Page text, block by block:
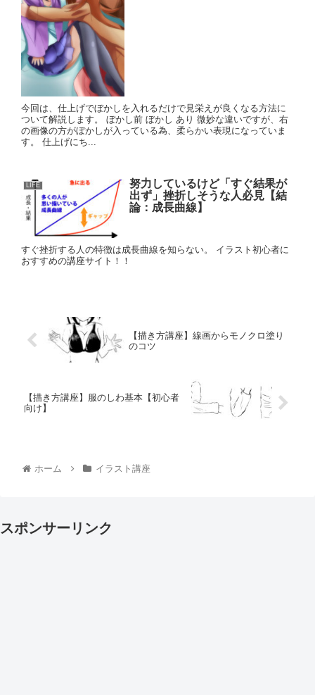
今回は、仕上げでぼかしを入れるだけで見栄えが良くなる方法に
ついて解説します。 ぼかし前 ぼかし あり 微妙な違いですが、右
の画像の方がぼかしが入っている為、柔らかい表現になっていま
す。 仕上げにち...
LIFE
努力しているけど「すぐ結果が
出ず」挫折しそうな人必見【結
論：成長曲線】
すぐ挫折する人の特徴は成長曲線を知らない。 イラスト初心者に
おすすめの講座サイト！！
【描き方講座】線画からモノクロ塗り
のコツ
【描き方講座】服のしわ基本【初心者
向け】
ホーム イラスト講座
スポンサーリンク